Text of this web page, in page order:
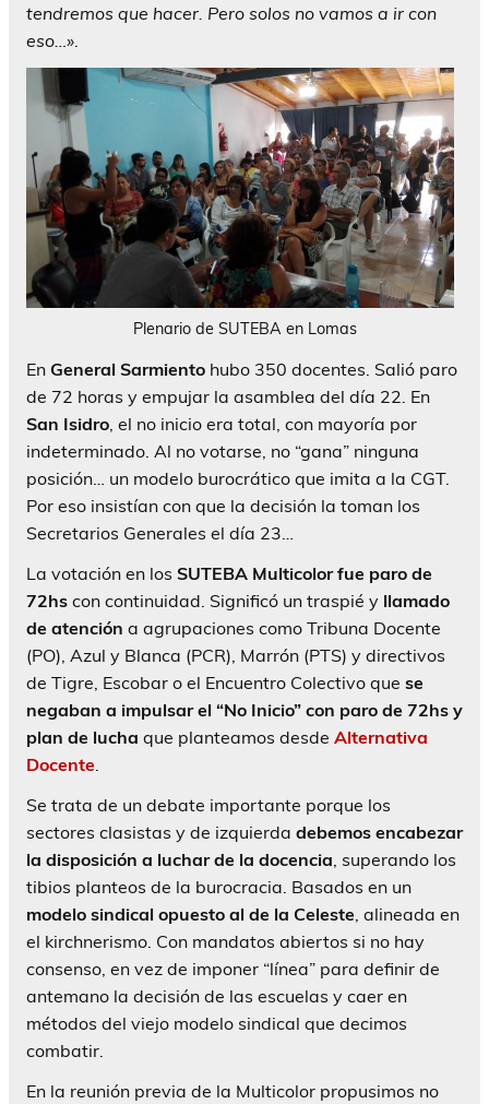
tendremos que hacer. Pero solos no vamos a ir con
eso…».
Plenario de SUTEBA en Lomas
En General Sarmiento hubo 350 docentes. Salió paro
de 72 horas y empujar la asamblea del día 22. En
San Isidro, el no inicio era total, con mayoría por
indeterminado. Al no votarse, no “gana” ninguna
posición… un modelo burocrático que imita a la CGT.
Por eso insistían con que la decisión la toman los
Secretarios Generales el día 23…
La votación en los SUTEBA Multicolor fue paro de
72hs con continuidad. Significó un traspié y llamado
de atención a agrupaciones como Tribuna Docente
(PO), Azul y Blanca (PCR), Marrón (PTS) y directivos
de Tigre, Escobar o el Encuentro Colectivo que se
negaban a impulsar el “No Inicio” con paro de 72hs y
plan de lucha que planteamos desde Alternativa
Docente.
Se trata de un debate importante porque los
sectores clasistas y de izquierda debemos encabezar
la disposición a luchar de la docencia, superando los
tibios planteos de la burocracia. Basados en un
modelo sindical opuesto al de la Celeste, alineada en
el kirchnerismo. Con mandatos abiertos si no hay
consenso, en vez de imponer “línea” para definir de
antemano la decisión de las escuelas y caer en
métodos del viejo modelo sindical que decimos
combatir.
En la reunión previa de la Multicolor propusimos no